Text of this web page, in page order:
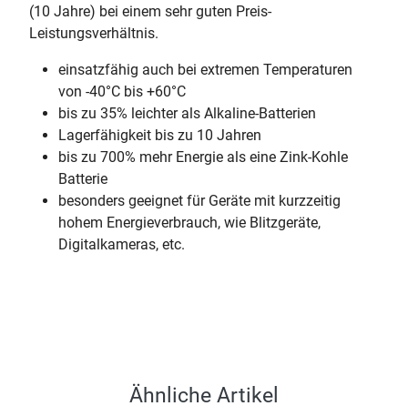
(10 Jahre) bei einem sehr guten Preis-
Leistungsverhältnis.
einsatzfähig auch bei extremen Temperaturen
von -40°C bis +60°C
bis zu 35% leichter als Alkaline-Batterien
Lagerfähigkeit bis zu 10 Jahren
bis zu 700% mehr Energie als eine Zink-Kohle
Batterie
besonders geeignet für Geräte mit kurzzeitig
hohem Energieverbrauch, wie Blitzgeräte,
Digitalkameras, etc.
Ähnliche Artikel